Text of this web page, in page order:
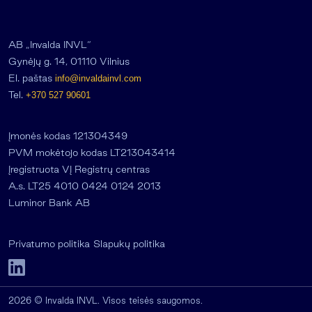
AB „Invalda INVL“
Gynėjų g. 14, 01110 Vilnius
El. paštas info@invaldainvl.com
Tel. +370 527 90601
Įmonės kodas 121304349
PVM mokėtojo kodas LT213043414
Įregistruota VĮ Registrų centras
A.s. LT25 4010 0424 0124 2013
Luminor Bank AB
Privatumo politika Slapukų politika
2026 © Invalda INVL. Visos teisės saugomos.